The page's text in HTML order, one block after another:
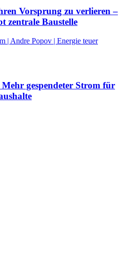
Vorsprung zu verlieren –
zentrale Baustelle
gespendeter Strom für